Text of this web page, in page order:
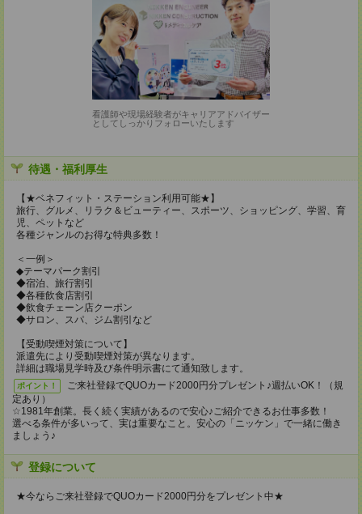
看護師や現場経験者がキャリアアドバイザー
としてしっかりフォローいたします
待遇・福利厚生
【★ベネフィット・ステーション利用可能★】
旅行、グルメ、リラク＆ビューティー、スポーツ、ショッピング、学習、育
児、ペットなど
各種ジャンルのお得な特典多数！
＜一例＞
◆テーマパーク割引
◆宿泊、旅行割引
◆各種飲食店割引
◆飲食チェーン店クーポン
◆サロン、スパ、ジム割引など
【受動喫煙対策について】
派遣先により受動喫煙対策が異なります。
詳細は職場見学時及び条件明示書にて通知致します。
ポイント！
ご来社登録でQUOカード2000円分プレゼント♪週払いOK！（規
定あり）
☆1981年創業。長く続く実績があるので安心♪ご紹介できるお仕事多数！
選べる条件が多いって、実は重要なこと。安心の「ニッケン」で一緒に働き
ましょう♪
登録について
★今ならご来社登録でQUOカード2000円分をプレゼント中★